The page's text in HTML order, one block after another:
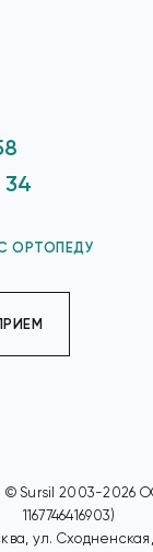
ОРТОПЕДУ
Sursil 2003-2026
1167746416903)
ул. Сходненская,